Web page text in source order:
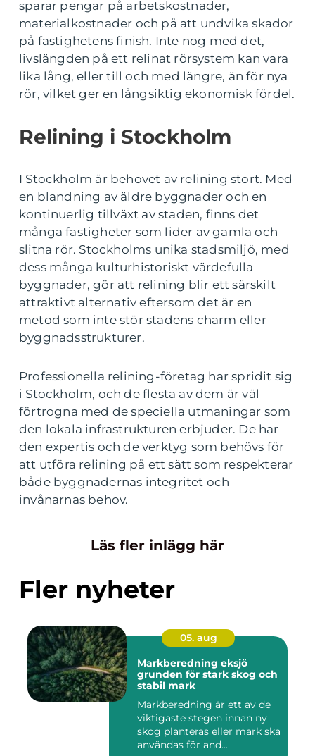
sparar pengar på arbetskostnader,
materialkostnader och på att undvika skador
på fastighetens finish. Inte nog med det,
livslängden på ett relinat rörsystem kan vara
lika lång, eller till och med längre, än för nya
rör, vilket ger en långsiktig ekonomisk fördel.
Relining i Stockholm
I Stockholm är behovet av relining stort. Med
en blandning av äldre byggnader och en
kontinuerlig tillväxt av staden, finns det
många fastigheter som lider av gamla och
slitna rör. Stockholms unika stadsmiljö, med
dess många kulturhistoriskt värdefulla
byggnader, gör att relining blir ett särskilt
attraktivt alternativ eftersom det är en
metod som inte stör stadens charm eller
byggnadsstrukturer.
Professionella relining-företag har spridit sig
i Stockholm, och de flesta av dem är väl
förtrogna med de speciella utmaningar som
den lokala infrastrukturen erbjuder. De har
den expertis och de verktyg som behövs för
att utföra relining på ett sätt som respekterar
både byggnadernas integritet och
invånarnas behov.
Läs fler inlägg här
Fler nyheter
05. aug
Markberedning eksjö
grunden för stark skog och
stabil mark
Markberedning är ett av de
viktigaste stegen innan ny
skog planteras eller mark ska
användas för and...